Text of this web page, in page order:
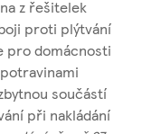
z řešitelek
proti plýtvání
pro domácnosti
součástí
při nakládání